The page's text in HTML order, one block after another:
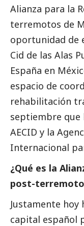
Alianza para la
terremotos de
oportunidad de
Cid de las Alas
España en
espacio de
rehabilitación
septiembre que
AECID y la
Internacional
¿Qué es la
post-
Justamente hoy
capital español